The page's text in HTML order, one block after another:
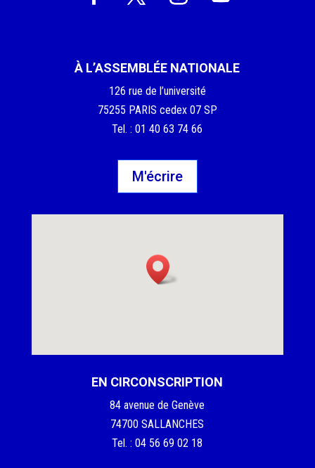
À L’ASSEMBLÉE NATIONALE
126 rue de l’université
75255 PARIS cedex 07 SP
Tel. : 01 40 63 74 66
M'écrire
EN CIRCONSCRIPTION
84 avenue de Genève
74700 SALLANCHES
Tel. : 04 56 69 02 18